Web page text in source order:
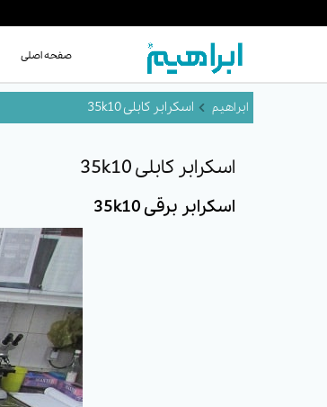
صفحه اصلی
اسکرابر کابلی 35k10
اسکرابر کابلی 35k10
اسکرابر برقی 35k10